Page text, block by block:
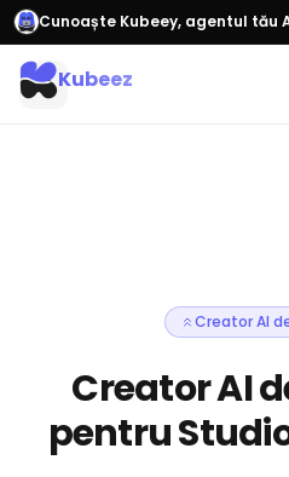
Cunoaște Kubeey, agentul tău
Kubeez
Creator AI
Creator AI
pentru